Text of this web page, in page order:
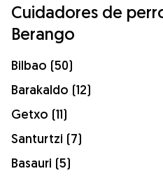
Cuidadores de
Berango
Bilbao (50)
Barakaldo (12)
Getxo (11)
Santurtzi (7)
Basauri (5)